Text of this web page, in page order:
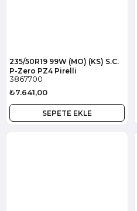
235/50R19 99W (MO) (KS) S.C.
P-Zero PZ4 Pirelli
3867700
₺7.641,00
SEPETE EKLE